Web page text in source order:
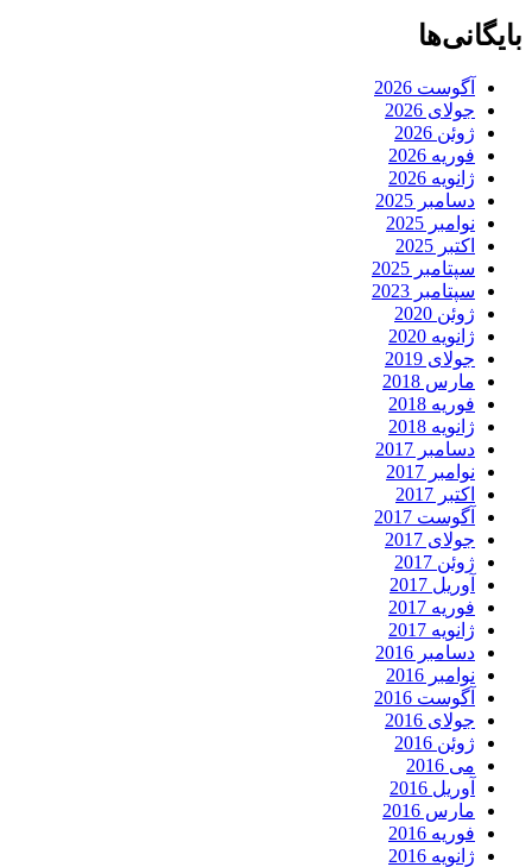
بایگانی‌ها
آگوست 2026
جولای 2026
ژوئن 2026
فوریه 2026
ژانویه 2026
دسامبر 2025
نوامبر 2025
اکتبر 2025
سپتامبر 2025
سپتامبر 2023
ژوئن 2020
ژانویه 2020
جولای 2019
مارس 2018
فوریه 2018
ژانویه 2018
دسامبر 2017
نوامبر 2017
اکتبر 2017
آگوست 2017
جولای 2017
ژوئن 2017
آوریل 2017
فوریه 2017
ژانویه 2017
دسامبر 2016
نوامبر 2016
آگوست 2016
جولای 2016
ژوئن 2016
می 2016
آوریل 2016
مارس 2016
فوریه 2016
ژانویه 2016